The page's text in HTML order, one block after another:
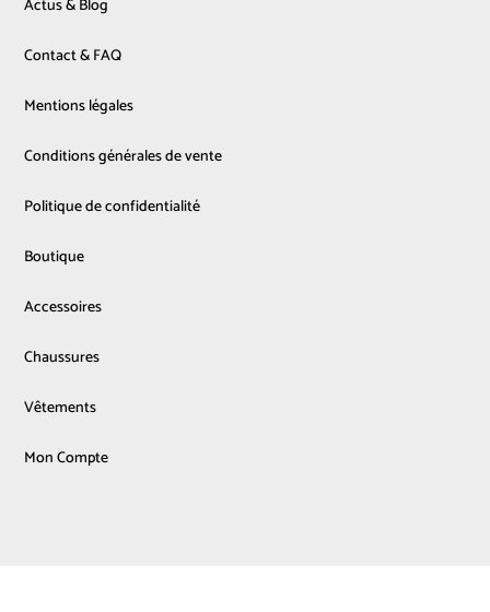
Actus & Blog
Contact & FAQ
Mentions légales
Conditions générales de vente
Politique de confidentialité
Boutique
Accessoires
Chaussures
Vêtements
Mon Compte